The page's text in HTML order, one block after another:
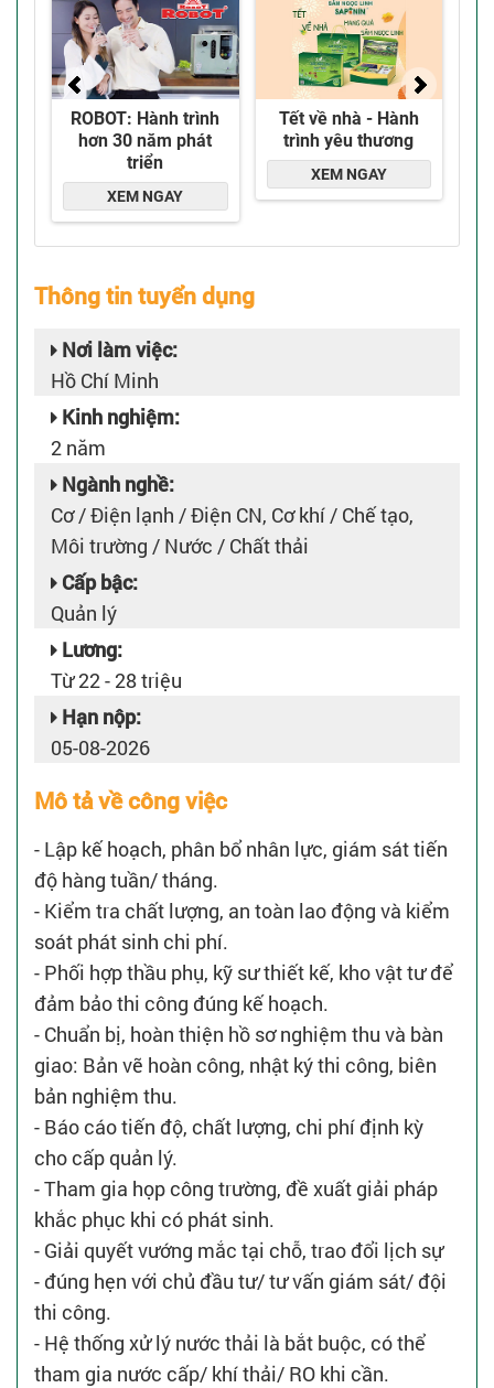
Thông tin tuyển dụng
Nơi làm việc:
Hồ Chí Minh
Kinh nghiệm:
2 năm
Ngành nghề:
Cơ / Điện lạnh / Điện CN, Cơ khí / Chế tạo,
Môi trường / Nước / Chất thải
Cấp bậc:
Quản lý
Lương:
Từ 22 - 28 triệu
Hạn nộp:
05-08-2026
Mô tả về công việc
- Lập kế hoạch, phân bổ nhân lực, giám sát tiến
độ hàng tuần/ tháng.
- Kiểm tra chất lượng, an toàn lao động và kiểm
soát phát sinh chi phí.
- Phối hợp thầu phụ, kỹ sư thiết kế, kho vật tư để
đảm bảo thi công đúng kế hoạch.
- Chuẩn bị, hoàn thiện hồ sơ nghiệm thu và bàn
giao: Bản vẽ hoàn công, nhật ký thi công, biên
bản nghiệm thu.
- Báo cáo tiến độ, chất lượng, chi phí định kỳ
cho cấp quản lý.
- Tham gia họp công trường, đề xuất giải pháp
khắc phục khi có phát sinh.
- Giải quyết vướng mắc tại chỗ, trao đổi lịch sự
- đúng hẹn với chủ đầu tư/ tư vấn giám sát/ đội
thi công.
- Hệ thống xử lý nước thải là bắt buộc, có thể
tham gia nước cấp/ khí thải/ RO khi cần.